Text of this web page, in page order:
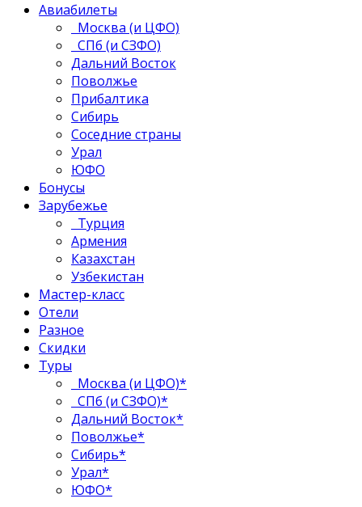
Авиабилеты
Москва (и ЦФО)
СПб (и СЗФО)
Дальний Восток
Поволжье
Прибалтика
Сибирь
Соседние страны
Урал
ЮФО
Бонусы
Зарубежье
Турция
Армения
Казахстан
Узбекистан
Мастер-класс
Отели
Разное
Скидки
Туры
Москва (и ЦФО)*
СПб (и СЗФО)*
Дальний Восток*
Поволжье*
Сибирь*
Урал*
ЮФО*